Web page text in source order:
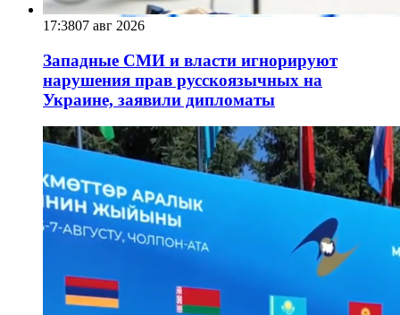
17:3807 авг 2026
Западные СМИ и власти игнорируют
нарушения прав русскоязычных на
Украине, заявили дипломаты